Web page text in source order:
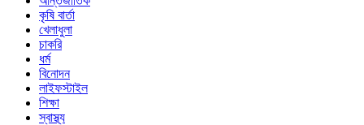
কৃষি বার্তা
খেলাধুলা
চাকরি
ধর্ম
বিনোদন
লাইফস্টাইল
শিক্ষা
স্বাস্থ্য